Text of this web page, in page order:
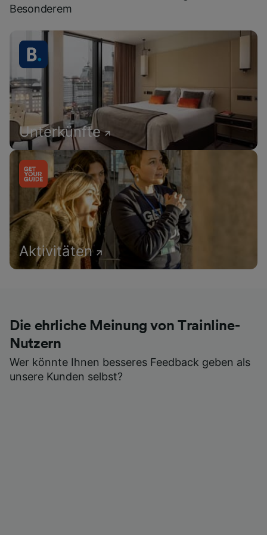
Besonderem
Unterkünfte
Aktivitäten
Die ehrliche Meinung von Trainline-
Nutzern
Wer könnte Ihnen besseres Feedback geben als
unsere Kunden selbst?